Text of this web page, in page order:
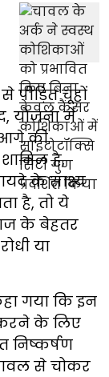
पीड़ित चूहों
योजना में
की
है,
के साक्ष्य
है, तो ये
के बेहतर
या
गया कि इन
करने के लिए
निष्कर्षण
से चोकर